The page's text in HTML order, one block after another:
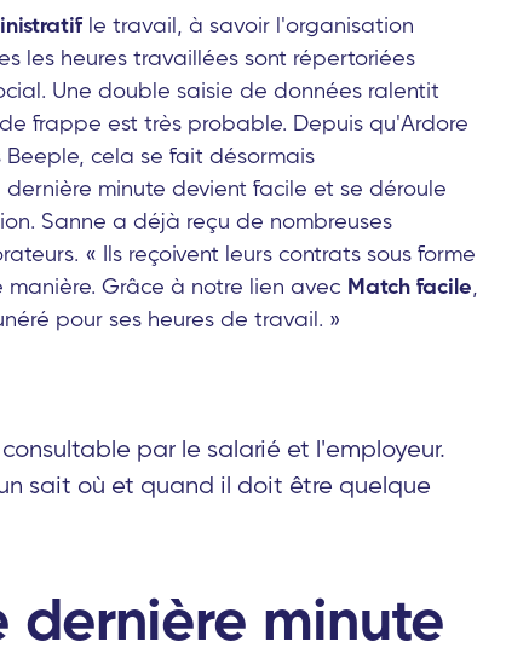
le travail, à savoir l'organisation
les heures travaillées sont répertoriées
Une double saisie de données ralentit
frappe est très probable. Depuis qu'Ardore
cela se fait désormais
minute devient facile et se déroule
Sanne a déjà reçu de nombreuses
« Ils reçoivent leurs contrats sous forme
Grâce à notre lien avec Match facile,
pour ses heures de travail. »
par le salarié et l'employeur.
sait où et quand il doit être quelque
dernière minute